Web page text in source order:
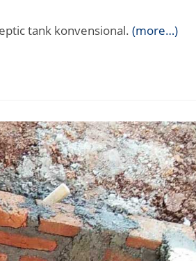
tank konvensional. (more…)